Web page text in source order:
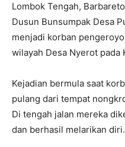
Lombok Tengah,
Dusun Bunsumpak Desa
menjadi korban
wilayah Desa Nyerot pada
Kejadian bermula saat
pulang dari tempat
Di tengah jalan mereka
dan berhasil melarikan diri.